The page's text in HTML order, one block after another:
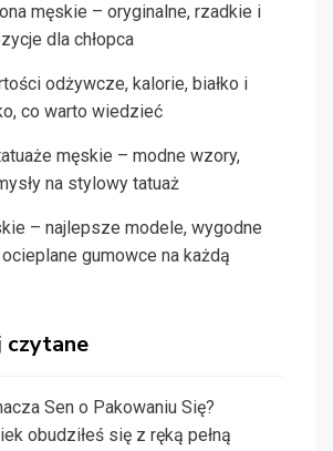
męskie – oryginalne, rzadkie i
dla chłopca
odżywcze, kalorie, białko i
co warto wiedzieć
męskie – modne wzory,
na stylowy tatuaż
– najlepsze modele, wygodne
gumowce na każdą
czytane
Sen o Pakowaniu Się?
obudziłeś się z ręką pełną